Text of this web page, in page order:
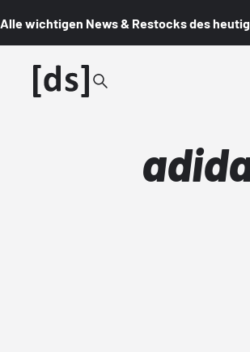
Alle wichtigen News & Restocks des